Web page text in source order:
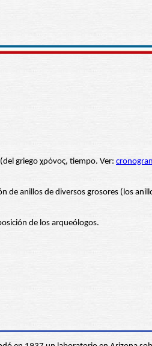
griego χρόνος, tiempo. Ver:
anillos de diversos grosores (los
de los arqueólogos.